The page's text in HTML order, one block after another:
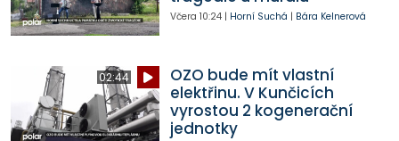
Včera 10:24| Horní Suchá | Bára Kelnerová
02:44
OZO bude mít vlastní
elektřinu. V Kunčicích
vyrostou 2 kogenerační
jednotky